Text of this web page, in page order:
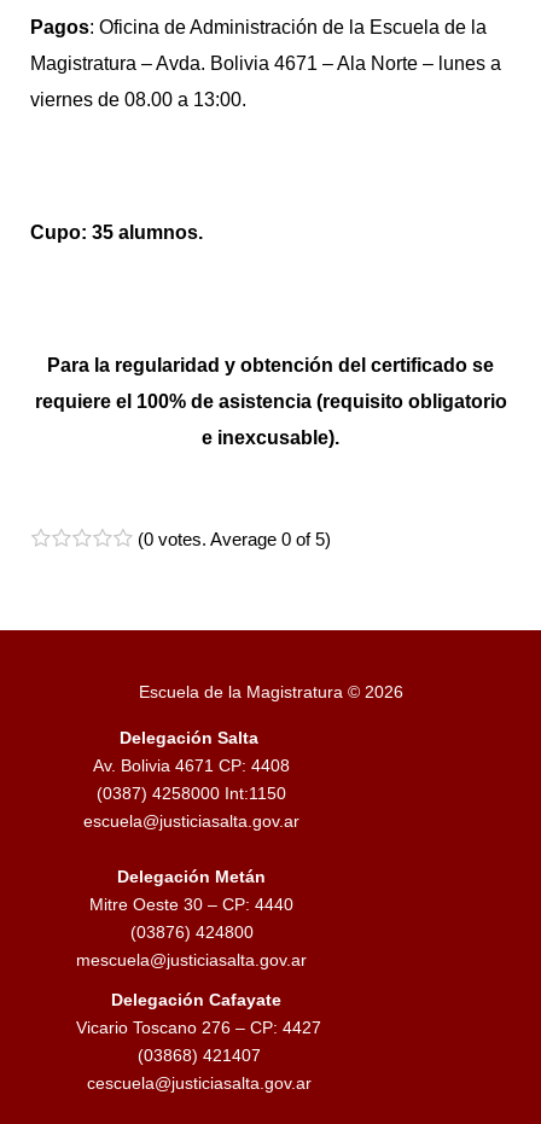
Pagos: Oficina de Administración de la Escuela de la
Magistratura – Avda. Bolivia 4671 – Ala Norte – lunes a
viernes de 08.00 a 13:00.
Cupo: 35 alumnos.
Para la regularidad y obtención del certificado se
requiere el 100% de asistencia (requisito obligatorio
e inexcusable).
(0 votes. Average 0 of 5)
Escuela de la Magistratura © 2026
Delegación Salta
Av. Bolivia 4671 CP: 4408
(0387) 4258000 Int:1150
escuela@justiciasalta.gov.ar
Delegación Metán
Mitre Oeste 30 – CP: 4440
(03876) 424800
mescuela@justiciasalta.gov.ar
Delegación Cafayate
Vicario Toscano 276 – CP: 4427
(03868) 421407
cescuela@justiciasalta.gov.ar